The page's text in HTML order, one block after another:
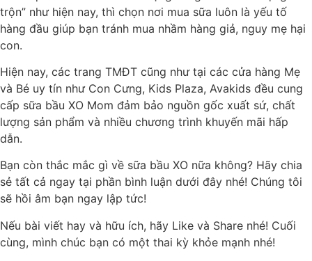
trộn” như hiện nay, thì chọn nơi mua sữa luôn là yếu tố
hàng đầu giúp bạn tránh mua nhầm hàng giả, nguy mẹ hại
con.
Hiện nay, các trang TMĐT cũng như tại các cửa hàng Mẹ
và Bé uy tín như Con Cưng, Kids Plaza, Avakids đều cung
cấp sữa bầu XO Mom đảm bảo nguồn gốc xuất sứ, chất
lượng sản phẩm và nhiều chương trình khuyến mãi hấp
dẫn.
Bạn còn thắc mắc gì về sữa bầu XO nữa không? Hãy chia
sẻ tất cả ngay tại phần bình luận dưới đây nhé! Chúng tôi
sẽ hồi âm bạn ngay lập tức!
Nếu bài viết hay và hữu ích, hãy Like và Share nhé! Cuối
cùng, mình chúc bạn có một thai kỳ khỏe mạnh nhé!